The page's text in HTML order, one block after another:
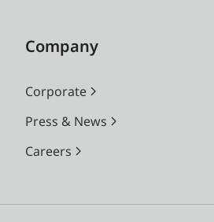
Company
Corporate
Press & News
Careers